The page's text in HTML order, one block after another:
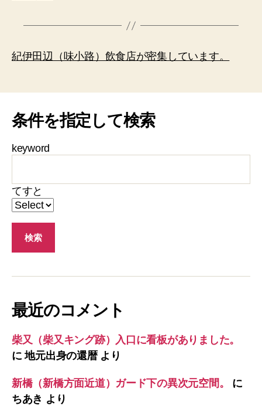
紀伊田辺（味小路）飲食店が密集しています。
条件を指定して検索
keyword
てすと
最近のコメント
柴又（柴又キング跡）入口に看板がありました。
に地元出身の還暦より
新橋（新橋方面近道）ガード下の異次元空間。
に
ちあき より